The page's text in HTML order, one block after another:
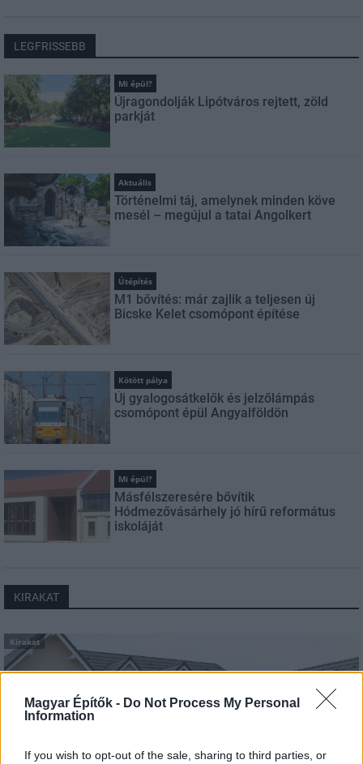
Magyar Építők - Do Not Process My Personal
Information
If you wish to opt-out of the sale, sharing to third parties, or
LEGFRISSEBB
Mi épül?
Újragondolják Lipótváros rejtett, zöld
parkját
Aktuális
Történelmi táj, amelynek minden köve
mesél – megújul a tatai Angolkert
Útépítés
M1 bővítés: már zajlik a teljesen új
Bicske Kelet csomópont építése
Kötött pálya
Új gyalogosátkelők és jelzőlámpás
csomópont épül Angyalföldön
Mi épül?
Másfélszeresére bővítik
Hódmezővásárhely jó hírű református
iskoláját
KIRAKAT
Kirakat